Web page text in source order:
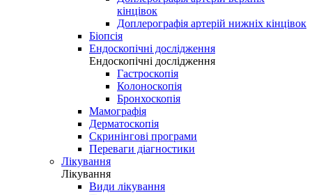
кінцівок
Доплерографія артерій нижніх кінцівок
Біопсія
Ендоскопічні дослідження
Ендоскопічні дослідження
Гастроскопія
Колоноскопія
Бронхоскопія
Мамографія
Дерматоскопія
Скринінгові програми
Переваги діагностики
Лікування
Лікування
Види лікування